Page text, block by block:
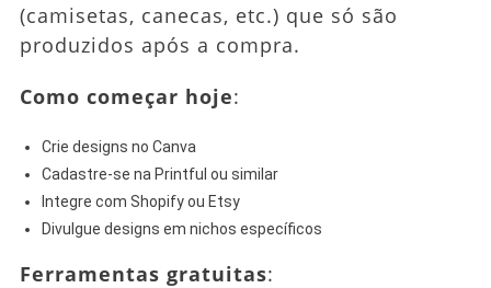
(camisetas, canecas, etc.) que só são
produzidos após a compra.
Como começar hoje:
Crie designs no Canva
Cadastre-se na Printful ou similar
Integre com Shopify ou Etsy
Divulgue designs em nichos específicos
Ferramentas gratuitas: